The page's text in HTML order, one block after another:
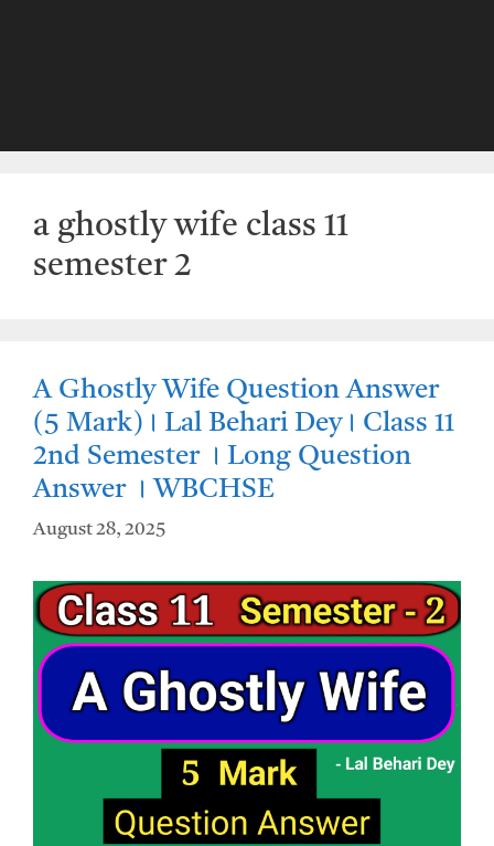
a ghostly wife class 11
semester 2
A Ghostly Wife Question Answer
(5 Mark)। Lal Behari Dey। Class 11
2nd Semester । Long Question
Answer । WBCHSE
August 28, 2025